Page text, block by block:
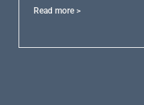
Read more >